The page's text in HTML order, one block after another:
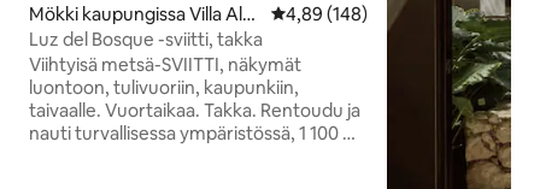
Mökki kaupungissa Villa Alpi
na
Keskimääräinen arvio 4,89/5,
4,89 (148)
Luz del Bosque -sviitti, takka
Viihtyisä metsä-SVIITTI, näkymät
luontoon, tulivuoriin, kaupunkiin,
taivaalle. Vuortaikaa. Takka. Rentoudu ja
nauti turvallisessa ympäristössä, 1 100 m